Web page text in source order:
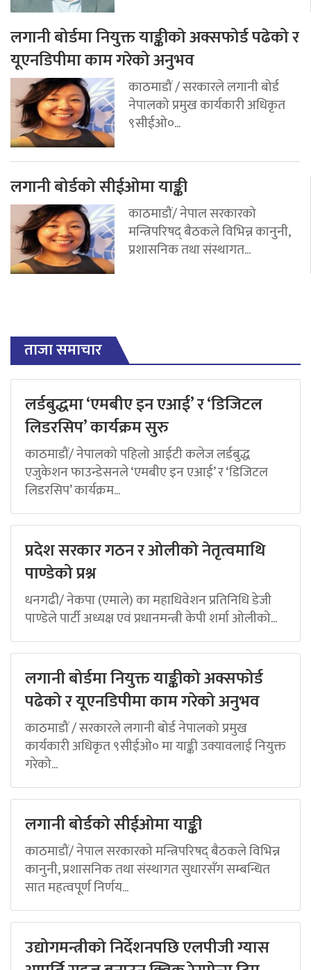
लगानी बोर्डमा नियुक्त याङ्कीको अक्सफोर्ड पढेको र
यूएनडिपीमा काम गरेको अनुभव
काठमाडौं / सरकारले लगानी बोर्ड
नेपालको प्रमुख कार्यकारी अधिकृत
९सीईओ०...
लगानी बोर्डको सीईओमा याङ्की
काठमाडौं/ नेपाल सरकारको
मन्त्रिपरिषद् बैठकले विभिन्न कानुनी,
प्रशासनिक तथा संस्थागत...
ताजा समाचार
लर्डबुद्धमा ‘एमबीए इन एआई’ र ‘डिजिटल
लिडरसिप’ कार्यक्रम सुरु
काठमाडौं/ नेपालको पहिलो आईटी कलेज लर्डबुद्ध
एजुकेशन फाउन्डेसनले ‘एमबीए इन एआई’ र ‘डिजिटल
लिडरसिप’ कार्यक्रम...
प्रदेश सरकार गठन र ओलीको नेतृत्वमाथि
पाण्डेको प्रश्न
धनगढी/ नेकपा (एमाले) का महाधिवेशन प्रतिनिधि डेजी
पाण्डेले पार्टी अध्यक्ष एवं प्रधानमन्त्री केपी शर्मा ओलीको...
लगानी बोर्डमा नियुक्त याङ्कीको अक्सफोर्ड
पढेको र यूएनडिपीमा काम गरेको अनुभव
काठमाडौं / सरकारले लगानी बोर्ड नेपालको प्रमुख
कार्यकारी अधिकृत ९सीईओ० मा याङ्की उक्यावलाई नियुक्त
गरेको...
लगानी बोर्डको सीईओमा याङ्की
काठमाडौं/ नेपाल सरकारको मन्त्रिपरिषद् बैठकले विभिन्न
कानुनी, प्रशासनिक तथा संस्थागत सुधारसँग सम्बन्धित
सात महत्वपूर्ण निर्णय...
उद्योगमन्त्रीको निर्देशनपछि एलपीजी ग्यास